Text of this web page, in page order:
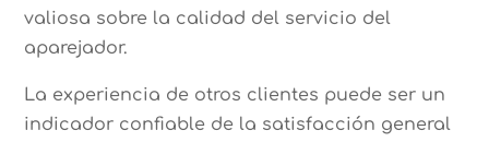
valiosa sobre la calidad del servicio del
aparejador.
La experiencia de otros clientes puede ser un
indicador confiable de la satisfacción general